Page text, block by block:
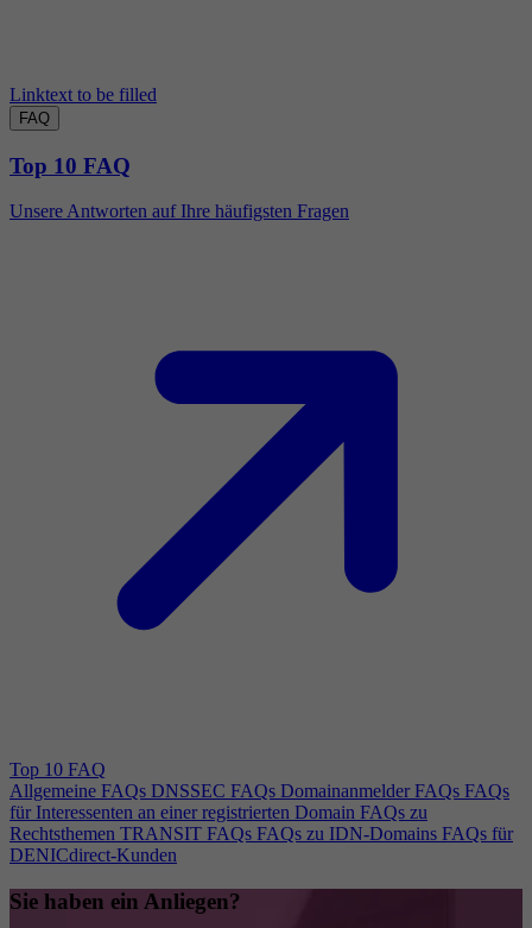
Linktext to be filled
FAQ
Top 10 FAQ
Unsere Antworten auf Ihre häufigsten Fragen
Top 10 FAQ
Allgemeine FAQs DNSSEC FAQs Domainanmelder FAQs FAQs
für Interessenten an einer registrierten Domain FAQs zu
Rechtsthemen TRANSIT FAQs FAQs zu IDN-Domains FAQs für
DENICdirect-Kunden
Sie haben ein Anliegen?